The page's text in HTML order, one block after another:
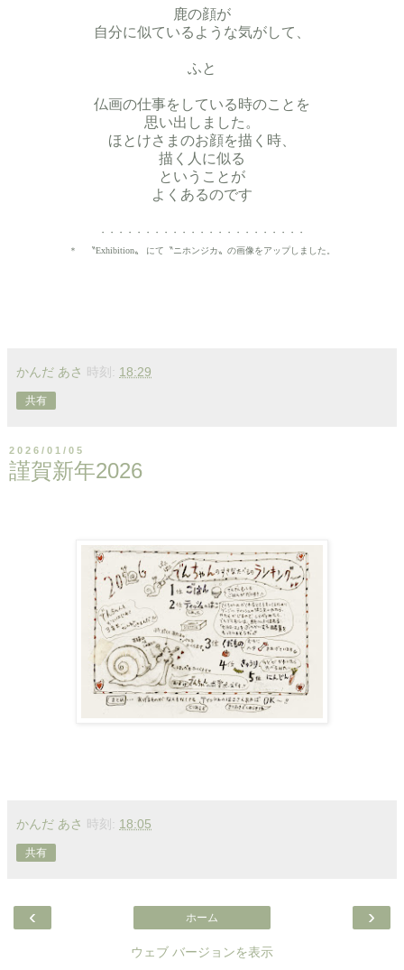
鹿の顔が
自分に似ているような気がして、
ふと
仏画の仕事をしている時のことを
思い出しました。
ほとけさま のお顔を描く時、
描く人に似る
ということが
よくあるのです
・・・・・・・・・・・・・・・・・・・・・・・
＊ 〝Exhibition〟 にて〝ニホンジカ〟の画像をアップしました。
かんだ あさ 時刻: 18:29
共有
2026/01/05
謹賀新年2026
かんだ あさ 時刻: 18:05
共有
‹ ›
ホーム
ウェブ バージョンを表示